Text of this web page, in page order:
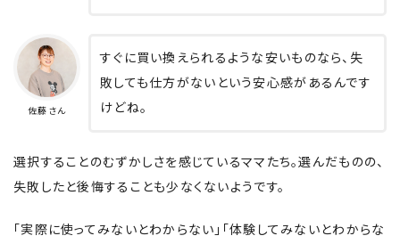
佐藤さん
すぐに買い換えられるような安いものなら、失
敗しても仕方がないという安心感があるんです
けどね。
選択することのむずかしさを感じているママたち。選んだものの、
失敗したと後悔することも少なくないようです。
「実際に使ってみないとわからない」「体験してみないとわからな